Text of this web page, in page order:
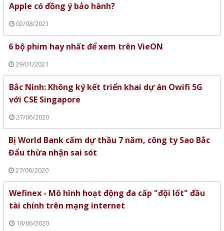
Apple có đồng ý bảo hành?
02/08/2021
6 bộ phim hay nhất để xem trên VieON
29/01/2021
Bắc Ninh: Không ký kết triển khai dự án Owifi 5G
với CSE Singapore
27/06/2020
Bị World Bank cấm dự thầu 7 năm, công ty Sao Bắc
Đẩu thừa nhận sai sót
27/06/2020
Wefinex - Mô hình hoạt động đa cấp "đội lốt" đầu
tài chính trên mạng internet
10/06/2020